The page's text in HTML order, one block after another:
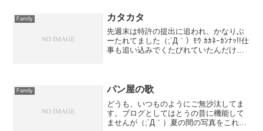
陸前後、カミさんが...
Family カタカタ
先週末は特許の提出に追われ、かなりぶ
ーたれてました（;´Д｀）ﾓｳ ｶｶﾈｰｶﾝﾅｯ!!仕
事も追い込みでくたびれていたんだけど
が...
Family パン屋の歌
どうも、いつものようにご無沙汰してま
す。ブログとしてはとうの昔に機能して
ませんが（;´Д｀）夏の間の写真をこれま